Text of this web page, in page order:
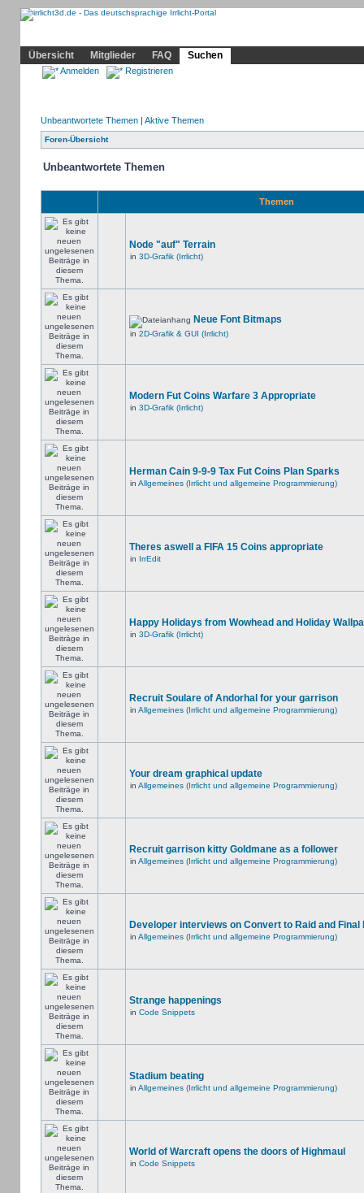
Übersicht
Mitglieder FAQ Suchen
Anmelden Registrieren
Unbeantwortete Themen| Aktive Themen
Foren-Übersicht
Unbeantwortete Themen
Themen
Node "auf" Terrain
in 3D-Grafik (Irrlicht)
Neue Font Bitmaps
in 2D-Grafik & GUI (Irrlicht)
Modern Fut Coins Warfare 3 Appropriate
in 3D-Grafik (Irrlicht)
Herman Cain 9-9-9 Tax Fut Coins Plan Sparks
in Allgemeines (Irrlicht und allgemeine Programmierung)
Theres aswell a FIFA 15 Coins appropriate
in IrrEdit
Happy Holidays from Wowhead and Holiday
in 3D-Grafik (Irrlicht)
Recruit Soulare of Andorhal for your garrison
in Allgemeines (Irrlicht und allgemeine Programmierung)
Your dream graphical update
in Allgemeines (Irrlicht und allgemeine Programmierung)
Recruit garrison kitty Goldmane as a follower
in Allgemeines (Irrlicht und allgemeine Programmierung)
Developer interviews on Convert to Raid and Final
in Allgemeines (Irrlicht und allgemeine Programmierung)
Strange happenings
in Code Snippets
Stadium beating
in Allgemeines (Irrlicht und allgemeine Programmierung)
World of Warcraft opens the doors of Highmaul
in Code Snippets